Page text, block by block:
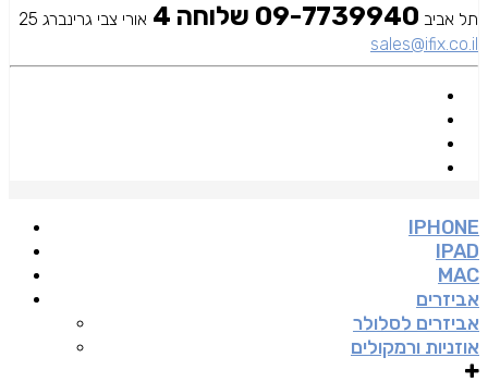
תל אביב 09-7739940 שלוחה 4
אורי צבי גרינברג 25
sales@ifix.co.il
IPHONE
IPAD
MAC
אביזרים
אביזרים לסלולר
אוזניות ורמקולים